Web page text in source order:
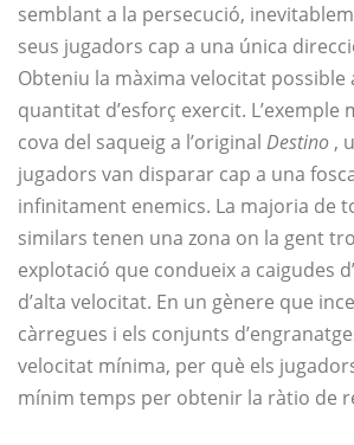
semblant a la persecució,
seus jugadors cap a una única
Obteniu la màxima velocitat
quantitat d’esforç exercit. L’exemple
cova del saqueig a l’original Destino ,
jugadors van disparar cap a una
infinitament enemics. La majoria de
similars tenen una zona on la gent
explotació que condueix a caigudes
d’alta velocitat. En un gènere que
càrregues i els conjunts
velocitat mínima, per què els
mínim temps per obtenir la ràtio de